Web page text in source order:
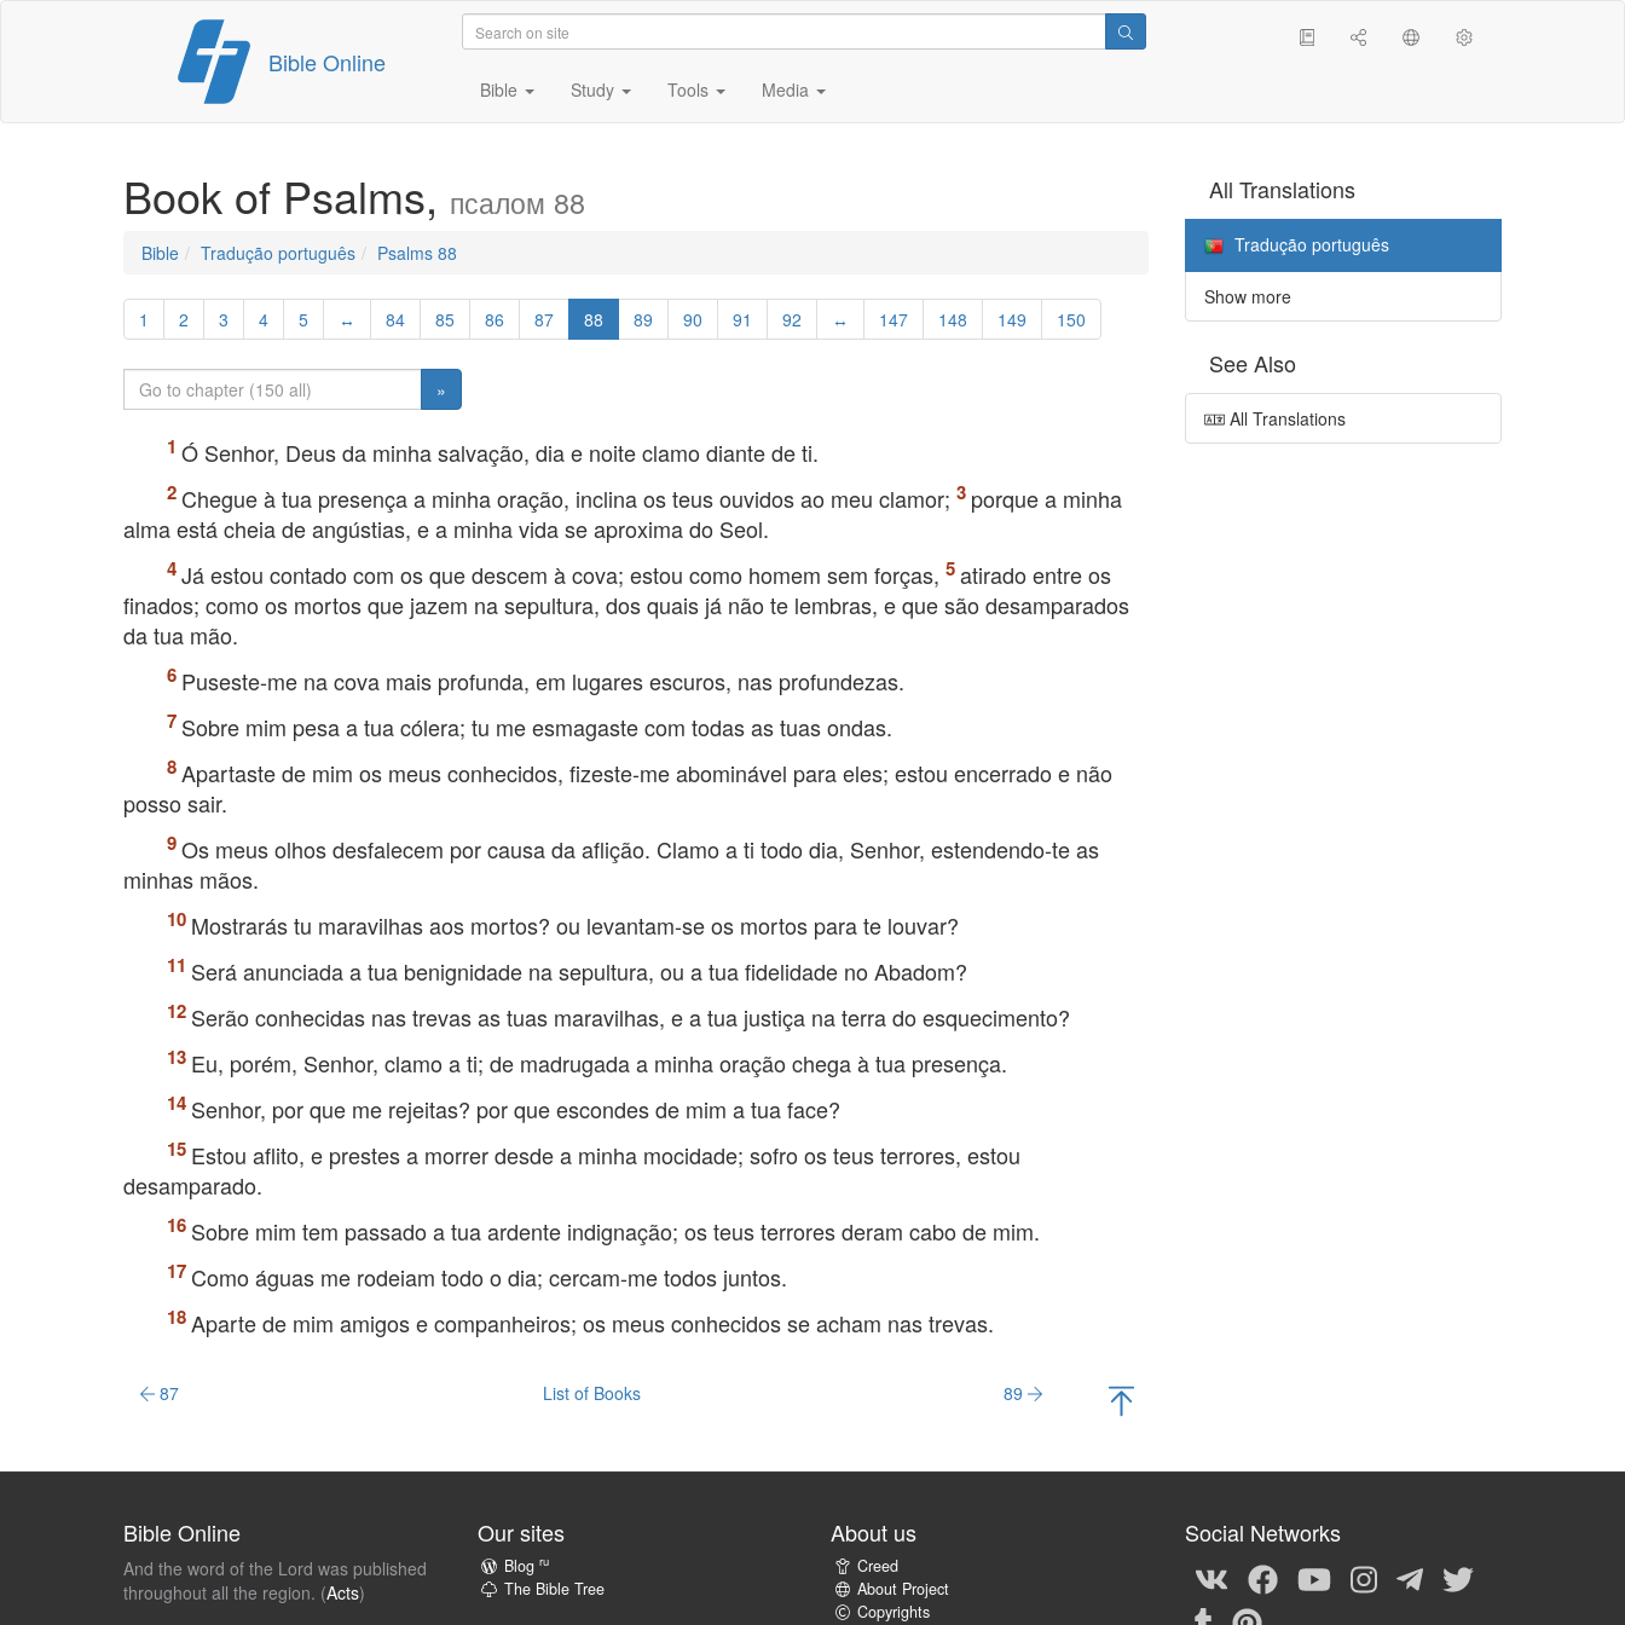
content
Bible Online
Bible Study Tools Media
Book of Psalms, псалом 88
Bible Tradução português Psalms 88
1 2 3 4 5 ↔ 84 85 86 87 88 89 90 91 92 ↔ 147 148 149 150
»
Ó Senhor, Deus da minha salvação, dia e noite clamo diante de ti.
Chegue à tua presença a minha oração, inclina os teus ouvidos ao meu clamor;
porque a minha
alma está cheia de angústias, e a minha vida se aproxima do Seol.
Já estou contado com os que descem à cova; estou como homem sem forças,
atirado entre os
finados; como os mortos que jazem na sepultura, dos quais já não te lembras, e que são desamparados
da tua mão.
Puseste-me na cova mais profunda, em lugares escuros, nas profundezas.
Sobre mim pesa a tua cólera; tu me esmagaste com todas as tuas ondas.
Apartaste de mim os meus conhecidos, fizeste-me abominável para eles; estou encerrado e não
posso sair.
Os meus olhos desfalecem por causa da aflição. Clamo a ti todo dia, Senhor, estendendo-te as
minhas mãos.
Mostrarás tu maravilhas aos mortos? ou levantam-se os mortos para te louvar?
Será anunciada a tua benignidade na sepultura, ou a tua fidelidade no Abadom?
Serão conhecidas nas trevas as tuas maravilhas, e a tua justiça na terra do esquecimento?
Eu, porém, Senhor, clamo a ti; de madrugada a minha oração chega à tua presença.
Senhor, por que me rejeitas? por que escondes de mim a tua face?
Estou aflito, e prestes a morrer desde a minha mocidade; sofro os teus terrores, estou
desamparado.
Sobre mim tem passado a tua ardente indignação; os teus terrores deram cabo de mim.
Como águas me rodeiam todo o dia; cercam-me todos juntos.
Aparte de mim amigos e companheiros; os meus conhecidos se acham nas trevas.
87 List of Books 89
All Translations
Tradução português
Show more
See Also
All Translations
Bible Online
And the word of the Lord was published
throughout all the region. (Acts)
Our sites
Blog ru
The Bible Tree
About us
Creed
About Project
Copyrights
Social Networks